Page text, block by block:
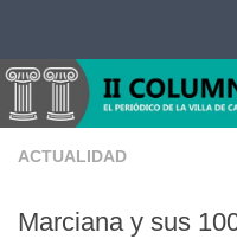
ACTUALIDAD
Marciana y sus